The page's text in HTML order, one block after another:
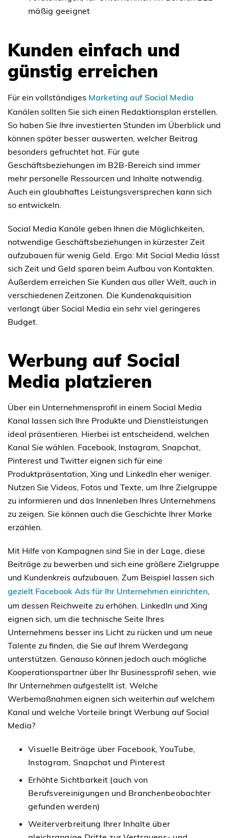
mäßig geeignet
Kunden einfach und
günstig erreichen
Für ein vollständiges Marketing auf Social Media
Kanälen sollten Sie sich einen Redaktionsplan erstellen.
So haben Sie Ihre investierten Stunden im Überblick und
können später besser auswerten, welcher Beitrag
besonders gefruchtet hat. Für gute
Geschäftsbeziehungen im B2B-Bereich sind immer
mehr personelle Ressourcen und Inhalte notwendig.
Auch ein glaubhaftes Leistungsversprechen kann sich
so entwickeln.
Social Media Kanäle geben Ihnen die Möglichkeiten,
notwendige Geschäftsbeziehungen in kürzester Zeit
aufzubauen für wenig Geld. Ergo: Mit Social Media lässt
sich Zeit und Geld sparen beim Aufbau von Kontakten.
Außerdem erreichen Sie Kunden aus aller Welt, auch in
verschiedenen Zeitzonen. Die Kundenakquisition
verlangt über Social Media ein sehr viel geringeres
Budget.
Werbung auf Social
Media platzieren
Über ein Unternehmensprofil in einem Social Media
Kanal lassen sich Ihre Produkte und Dienstleistungen
ideal präsentieren. Hierbei ist entscheidend, welchen
Kanal Sie wählen. Facebook, Instagram, Snapchat,
Pinterest und Twitter eignen sich für eine
Produktpräsentation, Xing und LinkedIn eher weniger.
Nutzen Sie Videos, Fotos und Texte, um Ihre Zielgruppe
zu informieren und das Innenleben Ihres Unternehmens
zu zeigen. Sie können auch die Geschichte Ihrer Marke
erzählen.
Mit Hilfe von Kampagnen sind Sie in der Lage, diese
Beiträge zu bewerben und sich eine größere Zielgruppe
und Kundenkreis aufzubauen. Zum Beispiel lassen sich
gezielt Facebook Ads für Ihr Unternehmen einrichten,
um dessen Reichweite zu erhöhen. LinkedIn und Xing
eignen sich, um die technische Seite Ihres
Unternehmens besser ins Licht zu rücken und um neue
Talente zu finden, die Sie auf Ihrem Werdegang
unterstützen. Genauso können jedoch auch mögliche
Kooperationspartner über Ihr Businessprofil sehen, wie
Ihr Unternehmen aufgestellt ist. Welche
Werbemaßnahmen eignen sich weiterhin auf welchem
Kanal und welche Vorteile bringt Werbung auf Social
Media?
Visuelle Beiträge über Facebook, YouTube,
Instagram, Snapchat und Pinterest
Erhöhte Sichtbarkeit (auch von
Berufsvereinigungen und Branchenbeobachter
gefunden werden)
Weiterverbreitung Ihrer Inhalte über